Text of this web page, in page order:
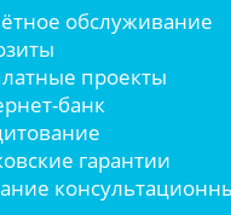
обслуживание
проекты
банк
гарантии